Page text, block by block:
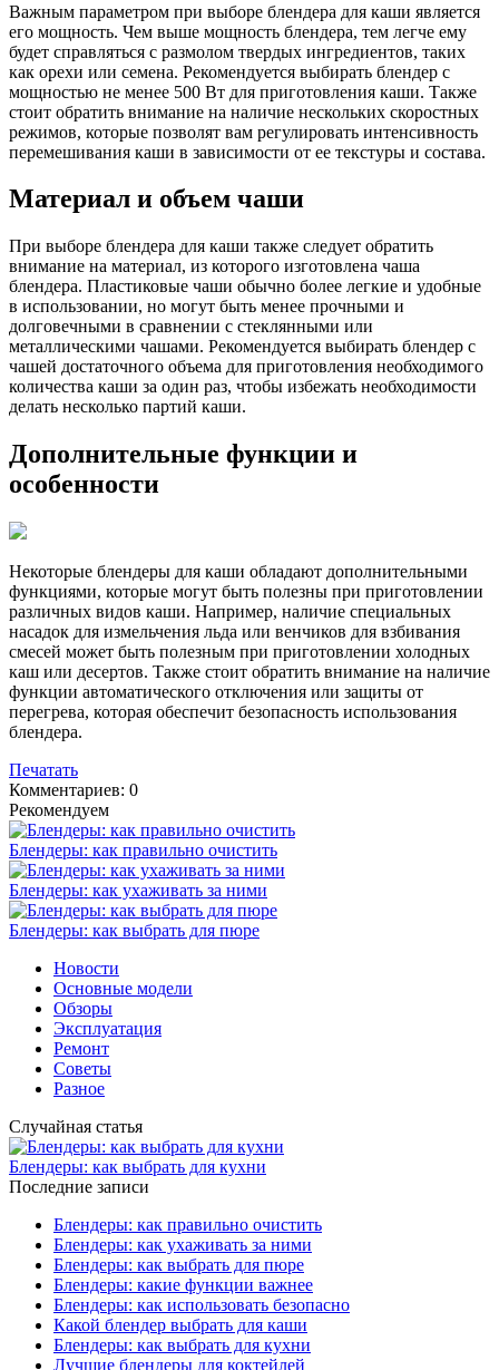
Важным параметром при выборе блендера для каши является
его мощность. Чем выше мощность блендера, тем легче ему
будет справляться с размолом твердых ингредиентов, таких
как орехи или семена. Рекомендуется выбирать блендер с
мощностью не менее 500 Вт для приготовления каши. Также
стоит обратить внимание на наличие нескольких скоростных
режимов, которые позволят вам регулировать интенсивность
перемешивания каши в зависимости от ее текстуры и состава.
Материал и объем чаши
При выборе блендера для каши также следует обратить
внимание на материал, из которого изготовлена чаша
блендера. Пластиковые чаши обычно более легкие и удобные
в использовании, но могут быть менее прочными и
долговечными в сравнении с стеклянными или
металлическими чашами. Рекомендуется выбирать блендер с
чашей достаточного объема для приготовления необходимого
количества каши за один раз, чтобы избежать необходимости
делать несколько партий каши.
Дополнительные функции и
особенности
Некоторые блендеры для каши обладают дополнительными
функциями, которые могут быть полезны при приготовлении
различных видов каши. Например, наличие специальных
насадок для измельчения льда или венчиков для взбивания
смесей может быть полезным при приготовлении холодных
каш или десертов. Также стоит обратить внимание на наличие
функции автоматического отключения или защиты от
перегрева, которая обеспечит безопасность использования
блендера.
Печатать
Комментариев: 0
Рекомендуем
Блендеры: как правильно очистить
Блендеры: как ухаживать за ними
Блендеры: как выбрать для пюре
Новости
Основные модели
Обзоры
Эксплуатация
Ремонт
Советы
Разное
Случайная статья
Блендеры: как выбрать для кухни
Последние записи
Блендеры: как правильно очистить
Блендеры: как ухаживать за ними
Блендеры: как выбрать для пюре
Блендеры: какие функции важнее
Блендеры: как использовать безопасно
Какой блендер выбрать для каши
Блендеры: как выбрать для кухни
Лучшие блендеры для коктейлей